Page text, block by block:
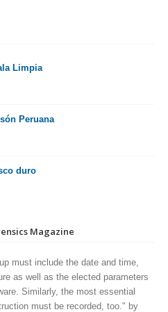
Limpia
Peruana
duro
Magazine
must include the date and time,
as well as the elected parameters
Similarly, the most essential
must be recorded, too." by